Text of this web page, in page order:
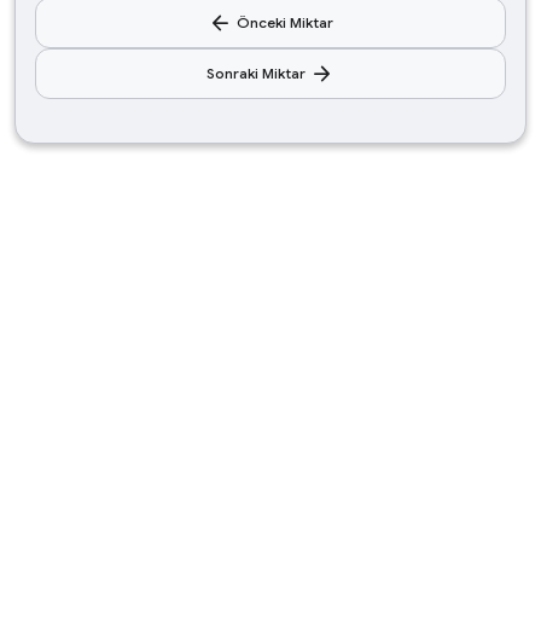
arrow_back Önceki Miktar
Sonraki Miktar arrow_forward